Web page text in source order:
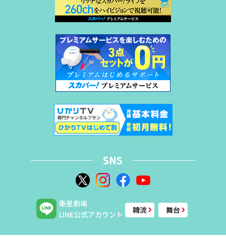
SNS
衛星劇場
LINE公式アカウント
韓流 舞台